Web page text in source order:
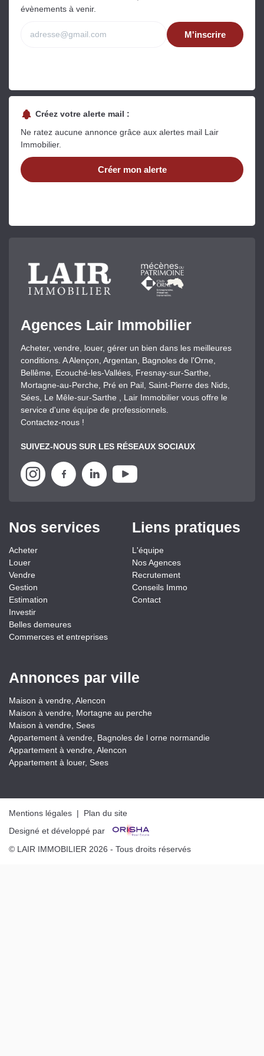
évènements à venir.
M'inscrire
Créez votre alerte mail :
Ne ratez aucune annonce grâce aux alertes mail Lair
Immobilier.
Créer mon alerte
Agences Lair Immobilier
Acheter, vendre, louer, gérer un bien dans les meilleures
conditions. A Alençon, Argentan, Bagnoles de l'Orne,
Bellême, Ecouché-les-Vallées, Fresnay-sur-Sarthe,
Mortagne-au-Perche, Pré en Pail, Saint-Pierre des Nids,
Sées, Le Mêle-sur-Sarthe , Lair Immobilier vous offre le
service d'une équipe de professionnels.
Contactez-nous !
SUIVEZ-NOUS SUR LES RÉSEAUX SOCIAUX
Nos services
Acheter
Louer
Vendre
Gestion
Estimation
Investir
Belles demeures
Commerces et entreprises
Liens pratiques
L'équipe
Nos Agences
Recrutement
Conseils Immo
Contact
Annonces par ville
Maison à vendre, Alencon
Maison à vendre, Mortagne au perche
Maison à vendre, Sees
Appartement à vendre, Bagnoles de l orne normandie
Appartement à vendre, Alencon
Appartement à louer, Sees
Mentions légales | Plan du site
Designé et développé par
© LAIR IMMOBILIER 2026 - Tous droits réservés